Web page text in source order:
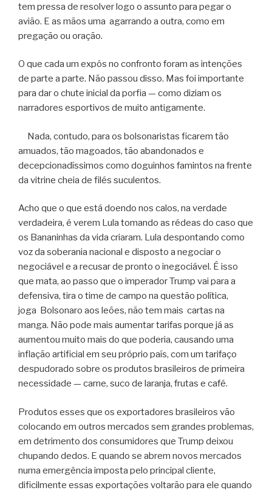
tem pressa de resolver logo o assunto para pegar o
avião. E as mãos uma agarrando a outra, como em
pregação ou oração.
O que cada um expôs no confronto foram as intenções
de parte a parte. Não passou disso. Mas foi importante
para dar o chute inicial da porfia — como diziam os
narradores esportivos de muito antigamente.
Nada, contudo, para os bolsonaristas ficarem tão
amuados, tão magoados, tão abandonados e
decepcionadíssimos como doguinhos famintos na frente
da vitrine cheia de filés suculentos.
Acho que o que está doendo nos calos, na verdade
verdadeira, é verem Lula tomando as rédeas do caso que
os Bananinhas da vida criaram. Lula despontando como
voz da soberania nacional e disposto a negociar o
negociável e a recusar de pronto o inegociável. É isso
que mata, ao passo que o imperador Trump vai para a
defensiva, tira o time de campo na questão política,
joga Bolsonaro aos leões, não tem mais cartas na
manga. Não pode mais aumentar tarifas porque já as
aumentou muito mais do que poderia, causando uma
inflação artificial em seu próprio país, com um tarifaço
despudorado sobre os produtos brasileiros de primeira
necessidade — carne, suco de laranja, frutas e café.
Produtos esses que os exportadores brasileiros vão
colocando em outros mercados sem grandes problemas,
em detrimento dos consumidores que Trump deixou
chupando dedos. E quando se abrem novos mercados
numa emergência imposta pelo principal cliente,
dificilmente essas exportações voltarão para ele quando